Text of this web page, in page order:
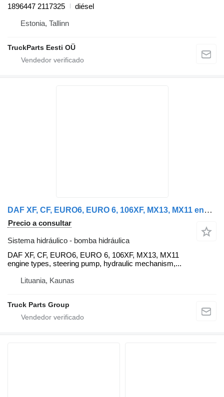
1896447 2117325
diésel
Estonia, Tallinn
TruckParts Eesti OÜ
DAF XF, CF, EURO6, EURO 6, 106XF, MX13, MX11 engine types, steering DAF bomba hidráulica para DAF XF, 106XF EURO6, CF cabeza tractora
Precio a consultar
Sistema hidráulico - bomba hidráulica
DAF XF, CF, EURO6, EURO 6, 106XF, MX13, MX11
engine types, steering pump, hydraulic mechanism,...
Lituania, Kaunas
Truck Parts Group